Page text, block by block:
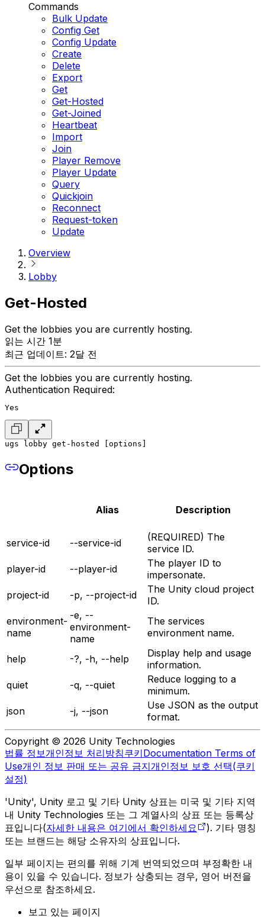
Commands
Bulk Update
Config Get
Config Update
Create
Delete
Export
Get
Get-Hosted
Get-Joined
Heartbeat
Import
Join
Player Remove
Player Update
Query
Quickjoin
Reconnect
Request-token
Update
Overview
Lobby
Get-Hosted
Get the lobbies you are currently hosting.
읽는 시간 1분
최근 업데이트: 2달 전
Get the lobbies you are currently hosting.
Authentication Required:
Yes
ugs lobby get-hosted [options]
Options
Alias Description
service-id --service-id
(REQUIRED) The
service ID.
player-id
--player-id
The player ID to
impersonate.
project-id
-p, --project-id
The Unity cloud project
ID.
environment-
name
-e, --
environment-
name
The services
environment name.
help -?, -h, --help
Display help and usage
information.
quiet
-q, --quiet
Reduce logging to a
minimum.
json
-j, --json
Use JSON as the output
format.
Copyright © 2026 Unity Technologies
법률 정보개인정보 처리방침쿠키Documentation Terms of
Use개인 정보 판매 또는 공유 금지개인정보 보호 선택(쿠키
설정)
'Unity', Unity 로고 및 기타 Unity 상표는 미국 및 기타 지역
내 Unity Technologies 또는 그 계열사의 상표 또는 등록상
표입니다(자세한 내용은 여기에서 확인하세요
). 기타 명칭
또는 브랜드는 해당 소유자의 상표입니다.
일부 페이지는 편의를 위해 기계 번역되었으며 부정확한 내
용이 있을 수 있습니다. 정보가 상충되는 경우, 영어 버전을
우선으로 참조하세요.
보고 있는 페이지